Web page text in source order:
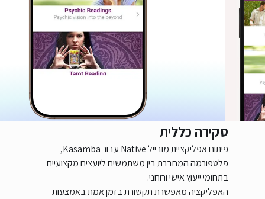
סקירה כללית
פיתוח אפליקציית מובייל Native עבור Kasamba,
פלטפורמה המחברת בין משתמשים ליועצים מקצועיים
בתחומי ייעוץ אישי ורוחני.
האפליקציה מאפשרת תקשורת בזמן אמת באמצעות